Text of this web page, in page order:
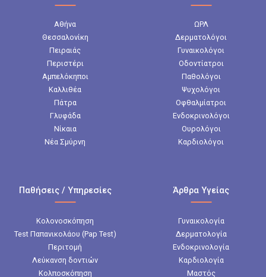
Αθήνα
Θεσσαλονίκη
Πειραιάς
Περιστέρι
Αμπελόκηποι
Καλλιθέα
Πάτρα
Γλυφάδα
Νίκαια
Νέα Σμύρνη
ΩΡΛ
Δερματολόγοι
Γυναικολόγοι
Οδοντίατροι
Παθολόγοι
Ψυχολόγοι
Οφθαλμίατροι
Ενδοκρινολόγοι
Ουρολόγοι
Καρδιολόγοι
Παθήσεις / Υπηρεσίες
Κολονοσκόπηση
Test Παπανικολάου (Pap Test)
Περιτομή
Λεύκανση δοντιών
Κολποσκόπηση
Άρθρα Υγείας
Γυναικολογία
Δερματολογία
Ενδοκρινολογία
Καρδιολογία
Μαστός